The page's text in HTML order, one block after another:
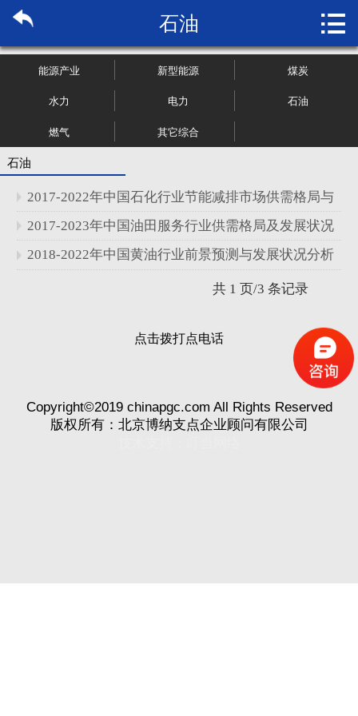
关于博纳
管理咨询
大数据
新闻资讯
石油 
能源产业 新型能源 煤炭
水力 电力 石油
燃气 其它综合
石油
2017-2022年中国石化行业节能减排市场供需格局与
发展状况分析报告
2017-2023年中国油田服务行业供需格局及发展状况
分析报告
2018-2022年中国黄油行业前景预测与发展状况分析
共 1 页/3 条记录
点击拨打点电话
Copyright©2019 chinapgc.com All Rights Reserved
版权所有：北京博纳支点企业顾问有限公司